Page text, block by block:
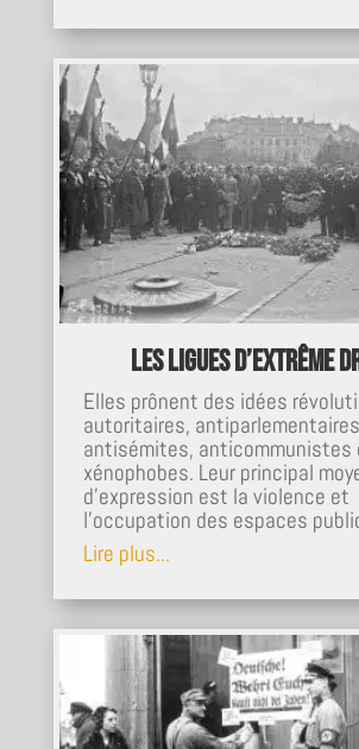
Les ligues d’extrême
Elles prônent des idées
autoritaires,
antisémites, anticommunistes
xénophobes. Leur principal
d’expression est la violence et
l’occupation des espaces
Lire plus...